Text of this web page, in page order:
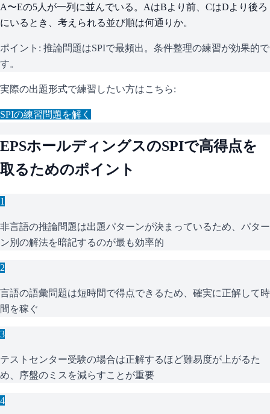
A〜Eの5人が一列に並んでいる。AはBより前、CはDより後ろ
にいるとき、考えられる並び順は何通りか。
ポイント: 推論問題はSPIで最頻出。条件整理の練習が効果的で
す。
実際の出題形式で練習したい方はこちら:
SPIの練習問題を解く
EPSホールディングスのSPIで高得点を
取るためのポイント
1
非言語の推論問題は出題パターンが決まっているため、パター
ン別の解法を暗記するのが最も効率的
2
言語の語彙問題は短時間で得点できるため、確実に正解して時
間を稼ぐ
3
テストセンター受験の場合は正解するほど難易度が上がるた
め、序盤のミスを減らすことが重要
4